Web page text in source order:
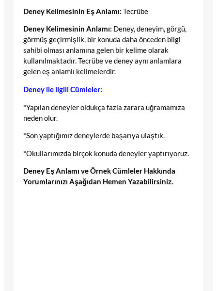
Deney Kelimesinin Eş Anlamı: Tecrübe
Deney Kelimesinin Anlamı: Deney, deneyim, görgü,
görmüş geçirmişlik, bir konuda daha önceden bilgi
sahibi olması anlamına gelen bir kelime olarak
kullanılmaktadır. Tecrübe ve deney aynı anlamlara
gelen eş anlamlı kelimelerdir.
Deney ile ilgili Cümleler:
*Yapılan deneyler oldukça fazla zarara uğramamıza
neden olur.
*Son yaptığımız deneylerde başarıya ulaştık.
*Okullarımızda birçok konuda deneyler yaptırıyoruz.
Deney Eş Anlamı ve Örnek Cümleler Hakkında
Yorumlarınızı Aşağıdan Hemen Yazabilirsiniz.